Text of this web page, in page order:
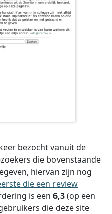
bezocht vanuit de
die bovenstaande
hiervan zijn nog
die een review
is een 6,3(op een
die deze site